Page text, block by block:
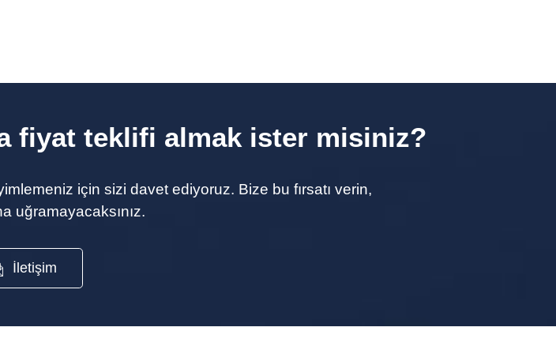
fiyat teklifi almak ister misiniz?
için sizi davet ediyoruz. Bize bu fırsatı verin,
uğramayacaksınız.
İletişim